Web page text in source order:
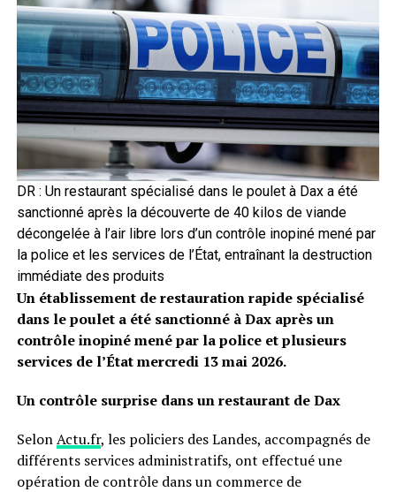
DR : Un restaurant spécialisé dans le poulet à Dax a été
sanctionné après la découverte de 40 kilos de viande
décongelée à l’air libre lors d’un contrôle inopiné mené par
la police et les services de l’État, entraînant la destruction
immédiate des produits
Un établissement de restauration rapide spécialisé
dans le poulet a été sanctionné à Dax après un
contrôle inopiné mené par la police et plusieurs
services de l’État mercredi 13 mai 2026.
Un contrôle surprise dans un restaurant de Dax
SelonActu.fr, les policiers des Landes, accompagnés de
différents services administratifs, ont effectué une
opération de contrôle dans un commerce de